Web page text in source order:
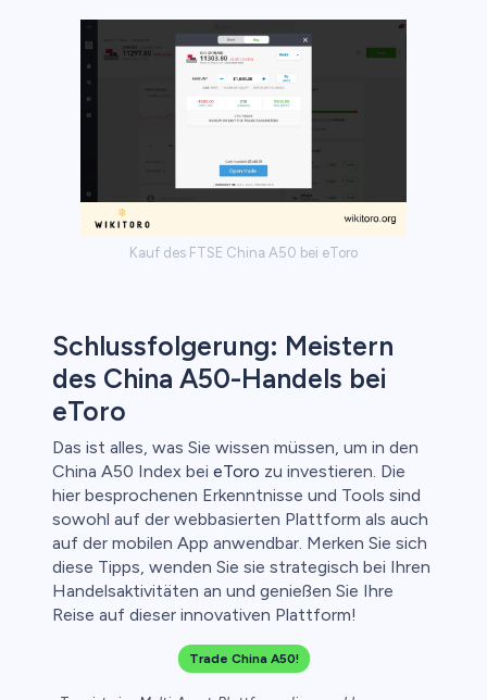
Kauf des FTSE China A50 bei eToro
Schlussfolgerung: Meistern
des China A50-Handels bei
eToro
Das ist alles, was Sie wissen müssen, um in den
China A50 Index bei eToro zu investieren. Die
hier besprochenen Erkenntnisse und Tools sind
sowohl auf der webbasierten Plattform als auch
auf der mobilen App anwendbar. Merken Sie sich
diese Tipps, wenden Sie sie strategisch bei Ihren
Handelsaktivitäten an und genießen Sie Ihre
Reise auf dieser innovativen Plattform!
Trade China A50!